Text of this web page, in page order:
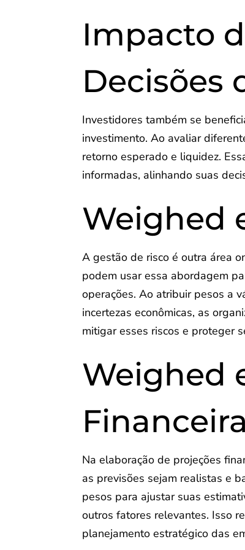
Impacto
Decisões
Investidores também se
investimento. Ao avaliar
retorno esperado e liquidez.
informadas, alinhando suas
Weighed
A gestão de risco é outra área
podem usar essa abordagem
operações. Ao atribuir pesos a
incertezas econômicas, as
mitigar esses riscos e proteger
Weighed
Na elaboração de projeções
as previsões sejam realistas e
pesos para ajustar suas
outros fatores relevantes. Isso
planejamento estratégico das